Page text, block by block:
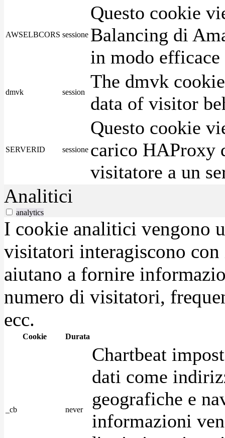
AWSELBCORS sessione
Questo cookie
Balancing di
in modo
dmvk session
The dmvk
data of visitor
SERVERID sessione
Questo cookie
carico HAProxy
visitatore a un
Analitici
analytics
I cookie analitici vengono
visitatori interagiscono
aiutano a fornire
numero di visitatori,
ecc.
Cookie Durata
_cb never
Chartbeat
dati come
geografiche e
informazioni